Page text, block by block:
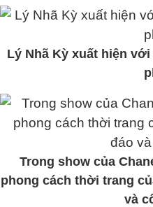
Lý Nhã Kỳ xuất hiện
Trong show của
phong cách thời trang
và